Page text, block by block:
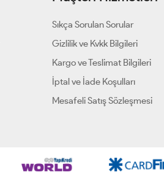
Sıkça Sorulan Sorular
Gizlilik ve Kvkk Bilgileri
Kargo ve Teslimat Bilgileri
İptal ve İade Koşulları
Mesafeli Satış Sözleşmesi